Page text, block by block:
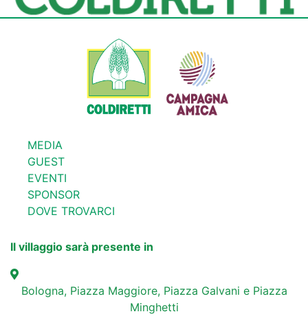
MEDIA
GUEST
EVENTI
SPONSOR
DOVE TROVARCI
Il villaggio sarà presente in
Bologna, Piazza Maggiore, Piazza Galvani e Piazza
Minghetti